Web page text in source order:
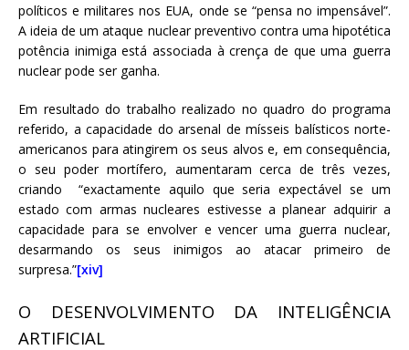
políticos e militares nos EUA, onde se “pensa no impensável”.
A ideia de um ataque nuclear preventivo contra uma hipotética
potência inimiga está associada à crença de que uma guerra
nuclear pode ser ganha.
Em resultado do trabalho realizado no quadro do programa
referido, a capacidade do arsenal de mísseis balísticos norte-
americanos para atingirem os seus alvos e, em consequência,
o seu poder mortífero, aumentaram cerca de três vezes,
criando “exactamente aquilo que seria expectável se um
estado com armas nucleares estivesse a planear adquirir a
capacidade para se envolver e vencer uma guerra nuclear,
desarmando os seus inimigos ao atacar primeiro de
surpresa.”[xiv]
O DESENVOLVIMENTO DA INTELIGÊNCIA
ARTIFICIAL